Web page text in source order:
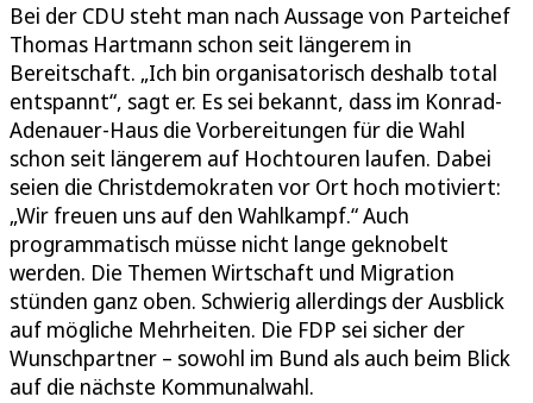
Bei der CDU steht man nach Aussage von Parteichef
Thomas Hartmann schon seit längerem in
Bereitschaft. „Ich bin organisatorisch deshalb total
entspannt“, sagt er. Es sei bekannt, dass im Konrad-
Adenauer-Haus die Vorbereitungen für die Wahl
schon seit längerem auf Hochtouren laufen. Dabei
seien die Christdemokraten vor Ort hoch motiviert:
„Wir freuen uns auf den Wahlkampf.“ Auch
programmatisch müsse nicht lange geknobelt
werden. Die Themen Wirtschaft und Migration
stünden ganz oben. Schwierig allerdings der Ausblick
auf mögliche Mehrheiten. Die FDP sei sicher der
Wunschpartner – sowohl im Bund als auch beim Blick
auf die nächste Kommunalwahl.